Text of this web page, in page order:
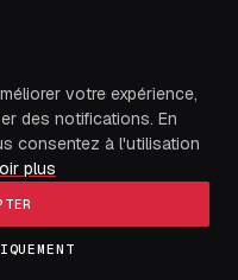
Tous droits réservés
votre expérience,
des notifications. En
consentez à l'utilisation
plus